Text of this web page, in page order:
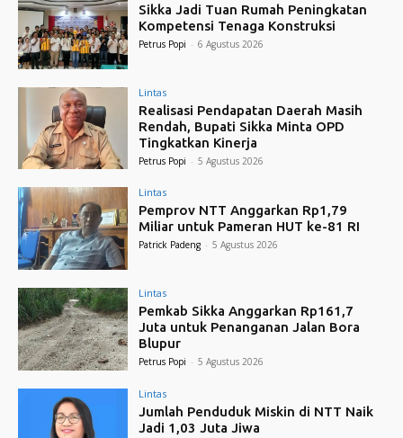
Sikka Jadi Tuan Rumah Peningkatan
Kompetensi Tenaga Konstruksi
Petrus Popi - 6 Agustus 2026
Lintas
Realisasi Pendapatan Daerah Masih
Rendah, Bupati Sikka Minta OPD
Tingkatkan Kinerja
Petrus Popi - 5 Agustus 2026
Lintas
Pemprov NTT Anggarkan Rp1,79
Miliar untuk Pameran HUT ke-81 RI
Patrick Padeng - 5 Agustus 2026
Lintas
Pemkab Sikka Anggarkan Rp161,7
Juta untuk Penanganan Jalan Bora
Blupur
Petrus Popi - 5 Agustus 2026
Lintas
Jumlah Penduduk Miskin di NTT Naik
Jadi 1,03 Juta Jiwa